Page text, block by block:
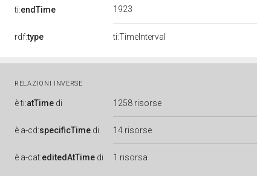
ti:endTime 1923
rdf:type ti:TimeInterval
RELAZIONI INVERSE
èti:atTime di 1258 risorse
è a-cd:specificTime di 14 risorse
è a-cat:editedAtTime di 1 risorsa